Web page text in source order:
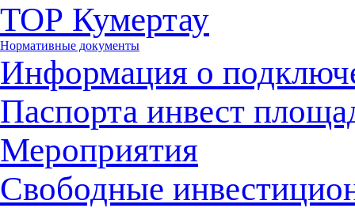
ТОР Кумертау
Нормативные документы
Информация о
Паспорта инвест
Мероприятия
Свободные